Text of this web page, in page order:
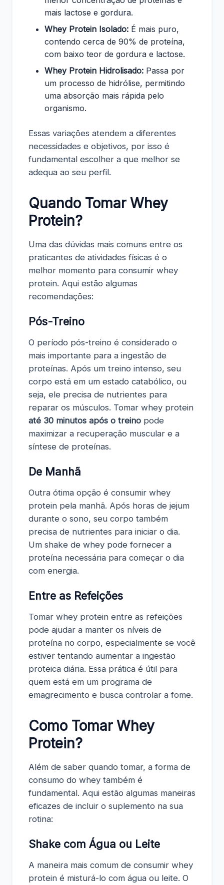
mais lactose e gordura.
Whey Protein Isolado: É mais puro,
contendo cerca de 90% de proteína,
com baixo teor de gordura e lactose.
Whey Protein Hidrolisado: Passa por
um processo de hidrólise, permitindo
uma absorção mais rápida pelo
organismo.
Essas variações atendem a diferentes
necessidades e objetivos, por isso é
fundamental escolher a que melhor se
adequa ao seu perfil.
Quando Tomar Whey
Protein?
Uma das dúvidas mais comuns entre os
praticantes de atividades físicas é o
melhor momento para consumir whey
protein. Aqui estão algumas
recomendações:
Pós-Treino
O período pós-treino é considerado o
mais importante para a ingestão de
proteínas. Após um treino intenso, seu
corpo está em um estado catabólico, ou
seja, ele precisa de nutrientes para
reparar os músculos. Tomar whey protein
até 30 minutos após o treino pode
maximizar a recuperação muscular e a
síntese de proteínas.
De Manhã
Outra ótima opção é consumir whey
protein pela manhã. Após horas de jejum
durante o sono, seu corpo também
precisa de nutrientes para iniciar o dia.
Um shake de whey pode fornecer a
proteína necessária para começar o dia
com energia.
Entre as Refeições
Tomar whey protein entre as refeições
pode ajudar a manter os níveis de
proteína no corpo, especialmente se você
estiver tentando aumentar a ingestão
proteica diária. Essa prática é útil para
quem está em um programa de
emagrecimento e busca controlar a fome.
Como Tomar Whey
Protein?
Além de saber quando tomar, a forma de
consumo do whey também é
fundamental. Aqui estão algumas maneiras
eficazes de incluir o suplemento na sua
rotina:
Shake com Água ou Leite
A maneira mais comum de consumir whey
protein é misturá-lo com água ou leite. O